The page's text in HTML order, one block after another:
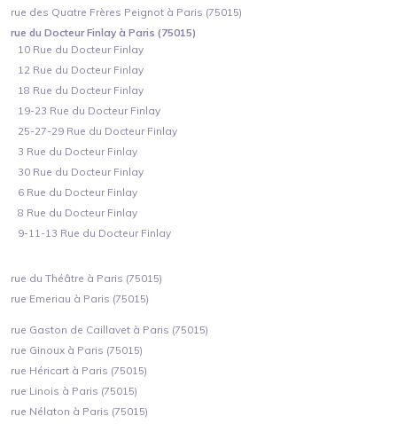
rue des Quatre Frères Peignot à Paris (75015)
rue du Docteur Finlay à Paris (75015)
10 Rue du Docteur Finlay
12 Rue du Docteur Finlay
18 Rue du Docteur Finlay
19-23 Rue du Docteur Finlay
25-27-29 Rue du Docteur Finlay
3 Rue du Docteur Finlay
30 Rue du Docteur Finlay
6 Rue du Docteur Finlay
8 Rue du Docteur Finlay
9-11-13 Rue du Docteur Finlay
rue du Théâtre à Paris (75015)
rue Emeriau à Paris (75015)
rue Gaston de Caillavet à Paris (75015)
rue Ginoux à Paris (75015)
rue Héricart à Paris (75015)
rue Linois à Paris (75015)
rue Nélaton à Paris (75015)